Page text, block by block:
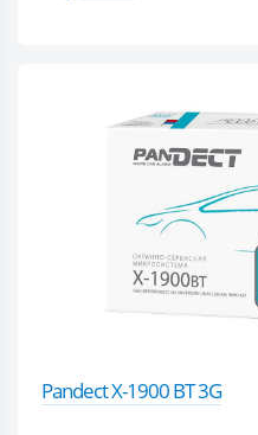
Pandect X-1900 BT 3G